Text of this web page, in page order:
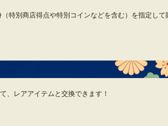
特別商店得点や特別コインなどを含む）を指定して
、レアアイテムと交換できます！